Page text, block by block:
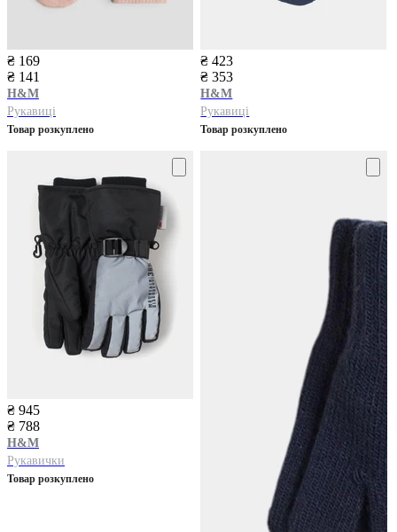
₴ 169
₴ 141
H&M
Рукавиці
Товар розкуплено
₴ 423
₴ 353
H&M
Рукавиці
Товар розкуплено
₴ 945
₴ 788
H&M
Рукавички
Товар розкуплено